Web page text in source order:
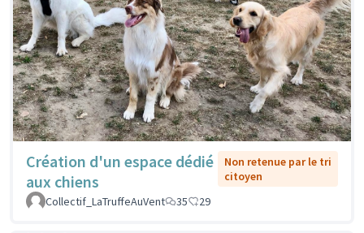
Création d'un espace dédié
aux chiens
Non retenue par le tri
citoyen
Collectif_LaTruffeAuVent
35 29